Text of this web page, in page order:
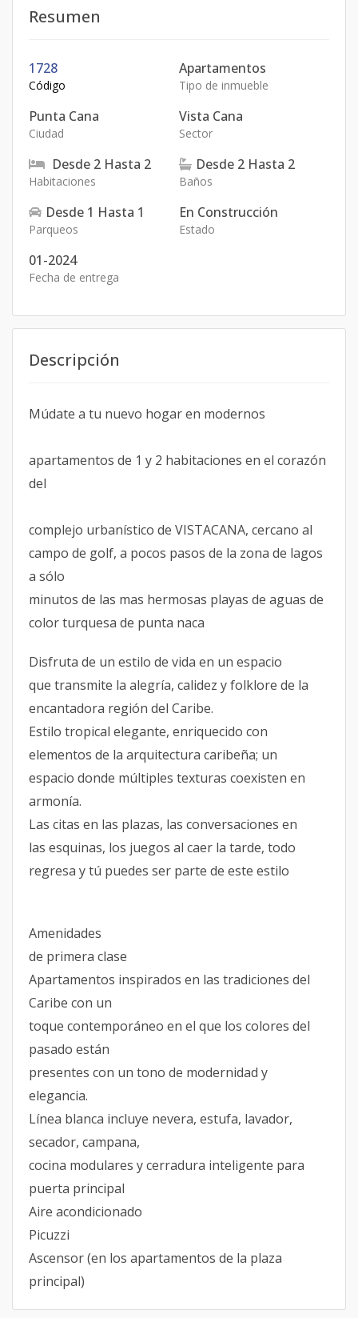
Resumen
1728
Código
Apartamentos
Tipo de inmueble
Punta Cana
Ciudad
Vista Cana
Sector
Desde 2 Hasta 2
Habitaciones
Desde 2 Hasta 2
Baños
Desde 1 Hasta 1
Parqueos
En Construcción
Estado
01-2024
Fecha de entrega
Descripción
Múdate a tu nuevo hogar en modernos
apartamentos de 1 y 2 habitaciones en el corazón
del
complejo urbanístico de VISTACANA, cercano al
campo de golf, a pocos pasos de la zona de lagos
a sólo
minutos de las mas hermosas playas de aguas de
color turquesa de punta naca
Disfruta de un estilo de vida en un espacio
que transmite la alegría, calidez y folklore de la
encantadora región del Caribe.
Estilo tropical elegante, enriquecido con
elementos de la arquitectura caribeña; un
espacio donde múltiples texturas coexisten en
armonía.
Las citas en las plazas, las conversaciones en
las esquinas, los juegos al caer la tarde, todo
regresa y tú puedes ser parte de este estilo
Amenidades
de primera clase
Apartamentos inspirados en las tradiciones del
Caribe con un
toque contemporáneo en el que los colores del
pasado están
presentes con un tono de modernidad y
elegancia.
Línea blanca incluye nevera, estufa, lavador,
secador, campana,
cocina modulares y cerradura inteligente para
puerta principal
Aire acondicionado
Picuzzi
Ascensor (en los apartamentos de la plaza
principal)